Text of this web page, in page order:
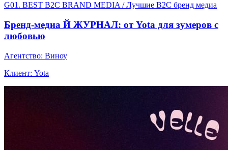
G01. BEST B2C BRAND MEDIA / Лучшие B2C бренд медиа
Бренд-медиа Й ЖУРНАЛ: от Yota для зумеров с
любовью
Агентство: Виноу
Клиент: Yota